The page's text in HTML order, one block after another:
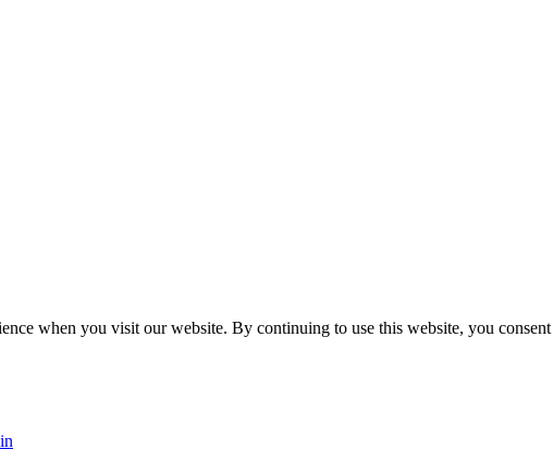
when you visit our website. By continuing to use this website, you